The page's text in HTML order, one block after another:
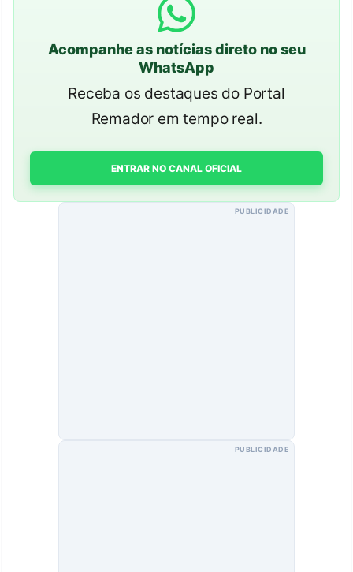
Acompanhe as notícias direto no seu
WhatsApp
Receba os destaques do Portal
Remador em tempo real.
ENTRAR NO CANAL OFICIAL
PUBLICIDADE
PUBLICIDADE